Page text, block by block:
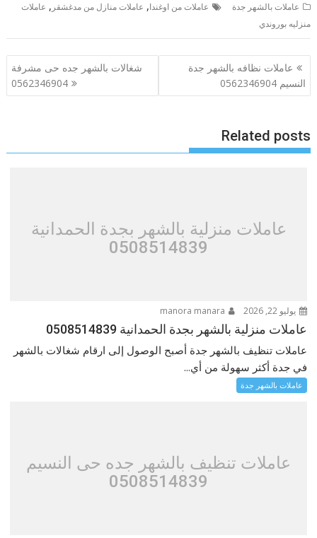
عاملات بالشهر جدة عاملات من اوغندا, عاملات منازل من مدغشقر , عاملات
منزليه بوروندي
تصفّح
المقالات
عاملات نظافه بالشهر جدة
النسيم 0562346904
شغالات بالشهر جده حى مشرفة
0562346904
Related posts
عاملات منزلية بالشهر بجدة الحمدانية
0508514839
يوليو 22, 2026
عاملات منزلية بالشهر بجدة الحمدانية 0508514839
عاملات تنظيف بالشهر جدة أصبح الوصول إلى ارقام شغالات بالشهر
في جدة أكثر سهولة من أي...
عاملات بالشهر جدة
عاملات تنظيف بالشهر جده حى النسيم
0508514839